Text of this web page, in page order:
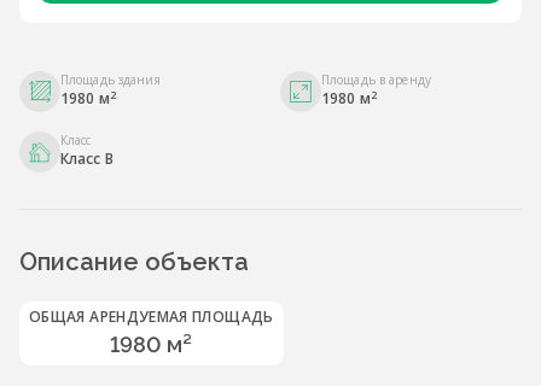
Площадь здания
1980 м2
Площадь в аренду
1980 м2
Класс
Класс B
Описание объекта
ОБЩАЯ АРЕНДУЕМАЯ ПЛОЩАДЬ
1980 м²